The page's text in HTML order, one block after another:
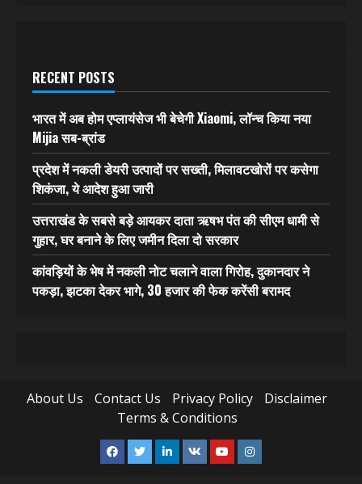
RECENT POSTS
भारत में अब होम एप्लायंसेज भी बेचेगी Xiaomi, लॉन्च किया नया
Mijia सब-ब्रांड
प्रदेश में नकली डेयरी उत्पादों पर सख्ती, मिलावटखोरों पर कसेगा
शिकंजा, ये आदेश हुआ जारी
उत्तराखंड के सबसे बड़े आयकर दाता ऋषभ पंत की सीएम धामी से
गुहार, घर बनाने के लिए जमीन दिला दो सरकार
कांवड़ियों के भेष में नकली नोट चलाने वाला गिरोह, दुकानदार ने
पकड़ा, झटका देकर भागे, 30 हजार की फेक करेंसी बरामद
About Us Contact Us Privacy Policy
Disclaimer
Terms & Conditions
Facebook
TwitterLinkedin
VK YoutubeInstagram